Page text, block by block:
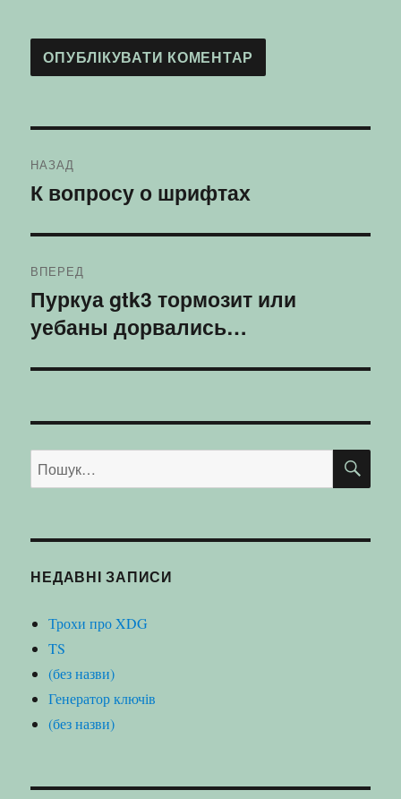
записів
НАЗАД
Попередній
К вопросу о шрифтах
ВПЕРЕД
Наступний
запис:
Пуркуа gtk3 тормозит или
уебаны дорвались…
Пошук
за
НЕДАВНІ ЗАПИСИ
Трохи про XDG
TS
(без назви)
Генератор ключів
(без назви)